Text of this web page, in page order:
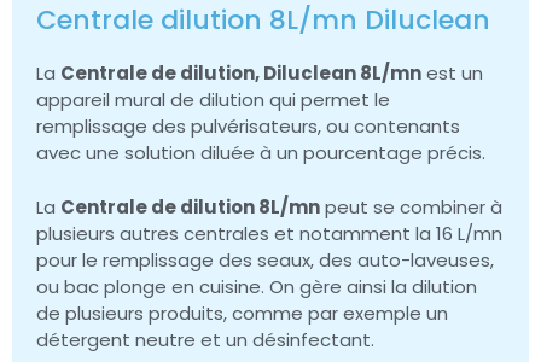
Centrale dilution 8L/mn Diluclean
La Centrale de dilution, Diluclean 8L/mnest un
appareil mural de dilution qui permet le
remplissage des pulvérisateurs, ou contenants
avec une solution diluée à un pourcentage précis.
La Centrale de dilution 8L/mnpeut se combiner à
plusieurs autres centrales et notamment la 16 L/mn
pour le remplissage des seaux, des auto-laveuses,
ou bac plonge en cuisine. On gère ainsi la dilution
de plusieurs produits, comme par exemple un
détergent neutre et un désinfectant.